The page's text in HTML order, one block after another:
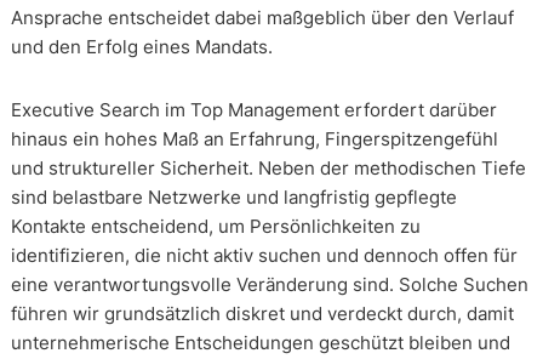
Ansprache entscheidet dabei maßgeblich über den Verlauf
und den Erfolg eines Mandats.
Executive Search im Top Management erfordert darüber
hinaus ein hohes Maß an Erfahrung, Fingerspitzengefühl
und struktureller Sicherheit. Neben der methodischen Tiefe
sind belastbare Netzwerke und langfristig gepflegte
Kontakte entscheidend, um Persönlichkeiten zu
identifizieren, die nicht aktiv suchen und dennoch offen für
eine verantwortungsvolle Veränderung sind. Solche Suchen
führen wir grundsätzlich diskret und verdeckt durch, damit
unternehmerische Entscheidungen geschützt bleiben und